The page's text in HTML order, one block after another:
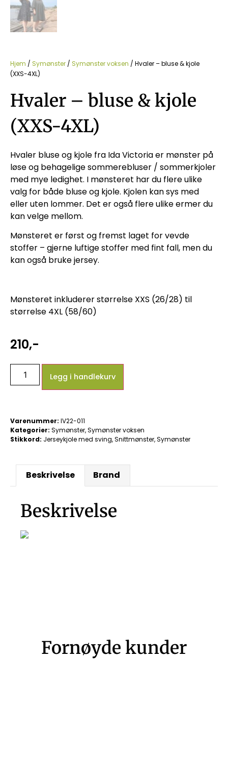
Hjem / Symønster / Symønster voksen / Hvaler – bluse & kjole
(XXS-4XL)
Hvaler – bluse & kjole
(XXS-4XL)
Hvaler bluse og kjole fra Ida Victoria er mønster på
løse og behageligesommerebluser / sommerkjoler
med mye ledighet. I mønsteret har du flere ulike
valg for både bluseog kjole. Kjolen kan sys med
eller uten lommer. Det er også flere ulike ermer du
kan velge mellom.
Mønsteret er først og fremst laget for vevde
stoffer – gjerne luftige stoffer med fint fall, men du
kanogså bruke jersey.
Mønsteret inkluderer størrelse XXS (26/28) til
størrelse 4XL (58/60)
210,-
Legg i handlekurv
Varenummer: IV22-011
Kategorier: Symønster,Symønster voksen
Stikkord: Jerseykjole med sving,Snittmønster,Symønster
Beskrivelse Brand
Beskrivelse
Fornøyde kunder